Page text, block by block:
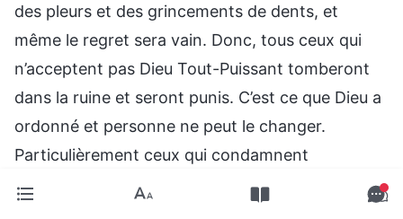
des pleurs et des grincements de dents, et
même le regret sera vain. Donc, tous ceux qui
n’acceptent pas Dieu Tout-Puissant tomberont
dans la ruine et seront punis. C’est ce que Dieu a
ordonné et personne ne peut le changer.
Particulièrement ceux qui condamnent
farouchement l’œuvre de Dieu Tout-Puissant